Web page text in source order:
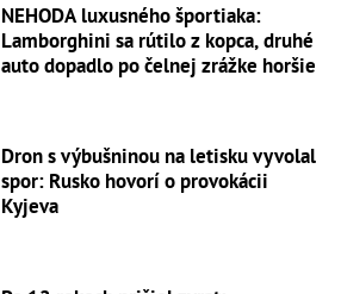
NEHODA luxusného športiaka:
Lamborghini sa rútilo z kopca, druhé
auto dopadlo po čelnej zrážke horšie
Dron s výbušninou na letisku vyvolal
spor: Rusko hovorí o provokácii
Kyjeva